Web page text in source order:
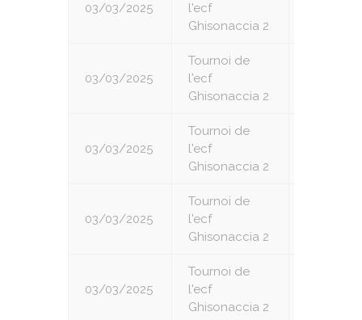
03/03/2025
l'ecf
Ghisonaccia 2
03/03/2025
Tournoi de
l'ecf
Ghisonaccia 2
03/03/2025
Tournoi de
l'ecf
Ghisonaccia 2
03/03/2025
Tournoi de
l'ecf
Ghisonaccia 2
03/03/2025
Tournoi de
l'ecf
Ghisonaccia 2